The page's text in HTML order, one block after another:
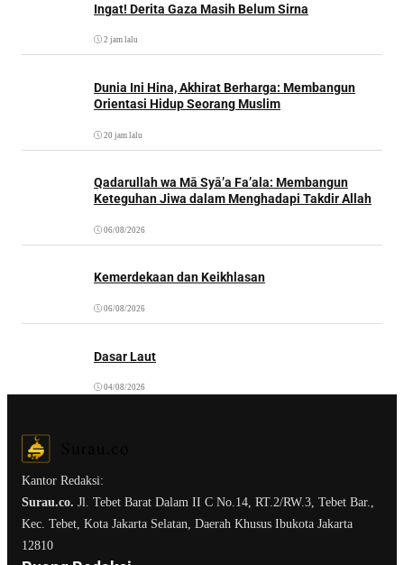
Ingat! Derita Gaza Masih Belum Sirna
2 jam lalu
Dunia Ini Hina, Akhirat Berharga: Membangun
Orientasi Hidup Seorang Muslim
20 jam lalu
Qadarullah wa Mā Syā’a Fa’ala: Membangun
Keteguhan Jiwa dalam Menghadapi Takdir Allah
06/08/2026
Kemerdekaan dan Keikhlasan
06/08/2026
Dasar Laut
04/08/2026
Kantor Redaksi:
Surau.co. Jl. Tebet Barat Dalam II C No.14, RT.2/RW.3, Tebet Bar.,
Kec. Tebet, Kota Jakarta Selatan, Daerah Khusus Ibukota Jakarta
12810